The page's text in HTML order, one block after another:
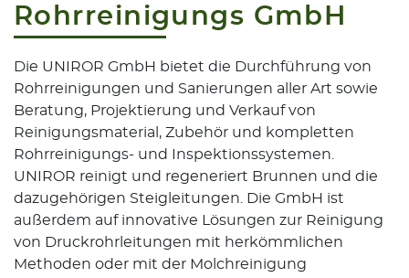
Rohrreinigungs GmbH
Die UNIROR GmbH bietet die Durchführung von
Rohrreinigungen und Sanierungen aller Art sowie
Beratung, Projektierung und Verkauf von
Reinigungsmaterial, Zubehör und kompletten
Rohrreinigungs- und Inspektionssystemen.
UNIROR reinigt und regeneriert Brunnen und die
dazugehörigen Steigleitungen. Die GmbH ist
außerdem auf innovative Lösungen zur Reinigung
von Druckrohrleitungen mit herkömmlichen
Methoden oder mit der Molchreinigung